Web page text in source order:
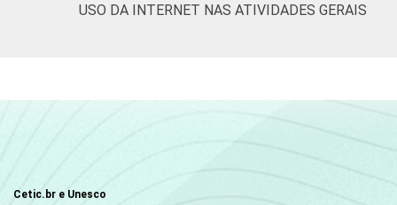
Ensino
83
2013.
USO DA INTERNET NAS ATIVIDADES GERAIS
Cetic.br e Unesco